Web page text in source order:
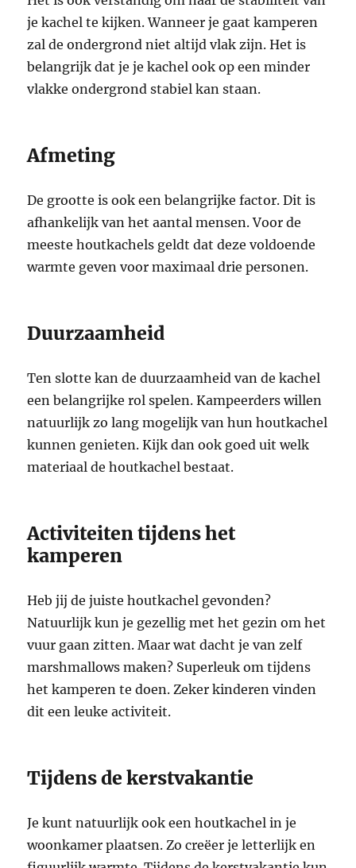
je kachel te kijken. Wanneer je gaat kamperen
zal de ondergrond niet altijd vlak zijn. Het is
belangrijk dat je je kachel ook op een minder
vlakke ondergrond stabiel kan staan.
Afmeting
De grootte is ook een belangrijke factor. Dit is
afhankelijk van het aantal mensen. Voor de
meeste houtkachels geldt dat deze voldoende
warmte geven voor maximaal drie personen.
Duurzaamheid
Ten slotte kan de duurzaamheid van de kachel
een belangrijke rol spelen. Kampeerders willen
natuurlijk zo lang mogelijk van hun houtkachel
kunnen genieten. Kijk dan ook goed uit welk
materiaal de houtkachel bestaat.
Activiteiten tijdens het
kamperen
Heb jij de juiste houtkachel gevonden?
Natuurlijk kun je gezellig met het gezin om het
vuur gaan zitten. Maar wat dacht je van zelf
marshmallows maken? Superleuk om tijdens
het kamperen te doen. Zeker kinderen vinden
dit een leuke activiteit.
Tijdens de kerstvakantie
Je kunt natuurlijk ook een houtkachel in je
woonkamer plaatsen. Zo creëer je letterlijk en